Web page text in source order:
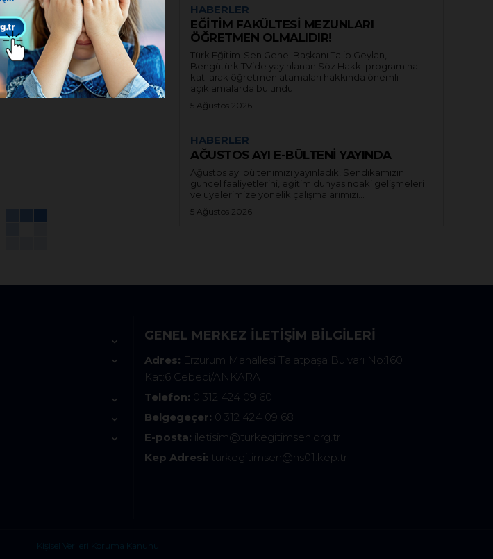
için gereken her türlü
HABERLER
EĞİTİM FAKÜLTESİ MEZUNLARI
ÖĞRETMEN OLMALIDIR!
Türk Eğitim-Sen Genel Başkanı Talip Geylan,
Bengütürk TV’de yayınlanan Söz Hakkı programına
katılarak öğretmen atamaları hakkında önemli
açıklamalarda bulundu.
5 Ağustos 2026
HABERLER
AĞUSTOS AYI E-BÜLTENİ YAYINDA
Ağustos ayı bültenimizi yayınladık! Sendikamızın
güncel faaliyetlerini, eğitim dünyasındaki gelişmeleri
ve üyelerimize yönelik çalışmalarımızı...
5 Ağustos 2026
GENEL MERKEZ İLETIŞIM BILGILERI
Adres: Erzurum Mahallesi Talatpaşa Bulvarı No:160
Kat:6 Cebeci/ANKARA
Telefon: 0 312 424 09 60
Belgegeçer: 0 312 424 09 68
E-posta: iletisim@turkegitimsen.org.tr
Kep Adresi: turkegitimsen@hs01.kep.tr
Kişisel Verileri Koruma Kanunu